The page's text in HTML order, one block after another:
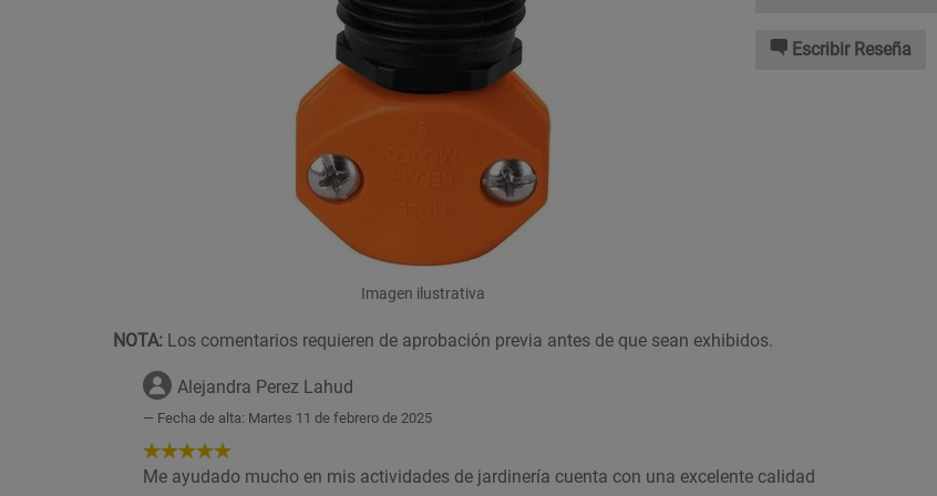
Imagen ilustrativa
Escribir Reseña
NOTA: Los comentarios requieren de aprobación previa antes de que sean exhibidos.
Alejandra Perez Lahud
Fecha de alta: Martes 11 de febrero de 2025
5
de
Me ayudado mucho en mis actividades de jardinería cuenta con una excelente calidad